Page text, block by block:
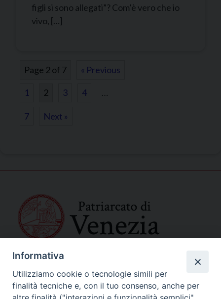
figli si sono allegati”? Com’è vero che io
vivo, […]
Page 2 of 7 « Previous
1 2 3 4 …
7 Next »
SEDE PRINCIPALE
Palazzo Patriarcale
San Marco, 320/A – 30124 Venezia
Tel. 041-2702411
Informativa
Utilizziamo cookie o tecnologie simili per
finalità tecniche e, con il tuo consenso, anche per